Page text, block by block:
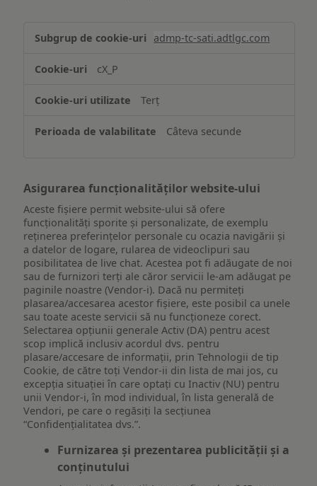
și/sau
informațiilor
pe
dispozitiv
admp-tc-sati.adtlgc.com
cX_P
Terț
Câteva secunde
Asigurarea funcționalităților website-ului
Aceste fișiere permit website-ului să ofere
funcționalități sporite și personalizate, de exemplu
reţinerea preferinţelor personale cu ocazia navigării și
a datelor de logare, rularea de videoclipuri sau
posibilitatea de live chat. Acestea pot fi adăugate de noi
sau de furnizori terți ale căror servicii le-am adăugat pe
paginile noastre (Vendor-i). Dacă nu permiteți
plasarea/accesarea acestor fișiere, este posibil ca unele
sau toate aceste servicii să nu funcționeze corect.
Selectarea opțiunii generale Activ (DA) pentru acest
scop implică inclusiv acordul dvs. pentru
plasare/accesare de informații, prin Tehnologii de tip
Cookie, de către toți Vendor-ii din lista de mai jos, cu
excepția situației în care optați cu Inactiv (NU) pentru
unii Vendor-i, în mod individual, în lista generală de
Vendori, pe care o regăsiți la secțiunea
“Confidențialitatea dvs.”.
Furnizarea și prezentarea publicității și a
conținutului